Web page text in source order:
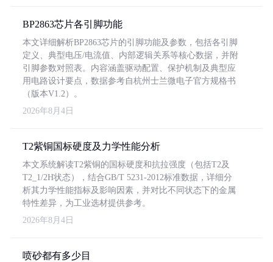
BP2863芯片各引脚功能
本文详细解析BP2863芯片的引脚功能及参数，包括各引脚
定义、典型电压/电流值、内部逻辑关系等核心数据，并附
引脚参数对照表。内容涵盖驱动配置、保护机制及典型应
用电路设计要点，数据参考自杭州士兰微电子官方规格书
（版本V1.2）。
2026年8月4日
T2紫铜国标硬度及力学性能分析
本文系统解读T2紫铜的国标硬度和抗拉强度（包括T2及
T2_1/2H状态），结合GB/T 5231-2012标准数据，详细分
析其力学性能指标及影响因素，并对比不同状态下的金属
特性差异，为工业选材提供参考。
2026年8月4日
喷砂都有多少目